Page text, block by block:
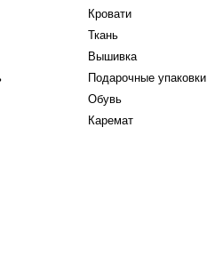
Кровати
Ткань
Вышивка
Подарочные упаковки
Обувь
Каремат